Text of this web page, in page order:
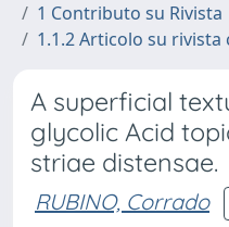
1 Contributo su Rivista
1.1.2 Articolo su rivista
A superficial
glycolic Acid
striae distensae.
RUBINO, Corrado